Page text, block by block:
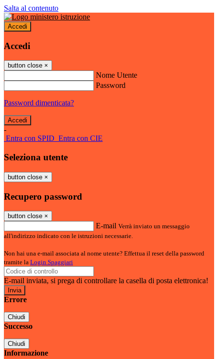
Salta al contenuto
Accedi
Accedi
button close ×
Nome Utente
Password
Password dimenticata?
-
Entra con SPID Entra con CIE
Seleziona utente
button close ×
Recupero password
button close ×
E-mail Verrà inviato un messaggio
all'indirizzo indicato con le istruzioni necessarie.
Non hai una e-mail associata al nome utente? Effettua il reset della password
tramite la Login Spaggiari
E-mail inviata, si prega di controllare la casella di posta elettronica!
Errore
Chiudi
Successo
Chiudi
Informazione